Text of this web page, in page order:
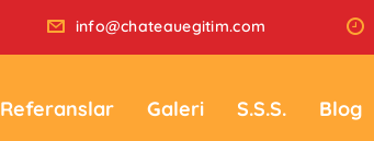
info@chateauegitim.com
Referanslar Galeri S.S.S. Blog